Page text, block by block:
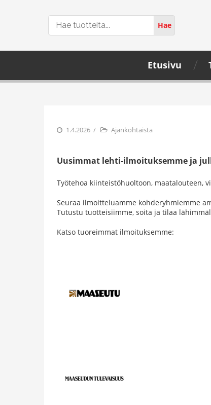
Hae
Hae
Etusivu
1.4.2026 Ajankohtaista
Uusimmat lehti-ilmoituksemme ja
Työtehoa kiinteistöhuoltoon, maatalouteen,
Seuraa ilmoitteluamme kohderyhmiemme
Tutustu tuotteisiimme, soita ja tilaa
Katso tuoreimmat ilmoituksemme: